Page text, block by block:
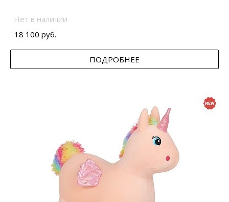
Нет в наличии
18 100 руб.
ПОДРОБНЕЕ